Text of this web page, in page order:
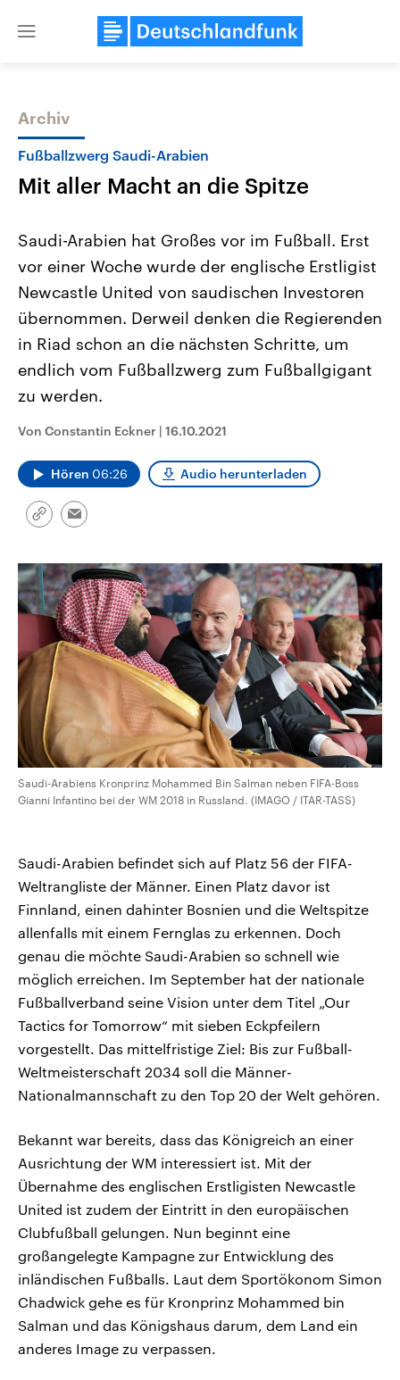
Close
Themen
Landtagswahl Sachsen-Anhalt
2026
Alle Informationen
Sachsen-Anhalt wählt am 6.
September 2026 einen neuen
Bundesland von einer Koalition aus
Umfragen, Prognosen,
Wahlprogramme, aktuelle Berichte
und Kandidaten der anstehenden
Wahl.
USA
Aktuelle Beiträge,
Hintergründe
Wirtschaftlich und
gehören die Vereinigten
den mächtigsten Ländern
Archiv
Fußballzwerg Saudi-Arabien
Mit aller Macht an die Spitze
Saudi-Arabien hat Großes vor im Fußball. Erst
vor einer Woche wurde der englische Erstligist
Newcastle United von saudischen Investoren
übernommen. Derweil denken die Regierenden
in Riad schon an die nächsten Schritte, um
endlich vom Fußballzwerg zum Fußballgigant
zu werden.
Von Constantin Eckner | 16.10.2021
Hören 06:26 Audio herunterladen
Link
Email
Saudi-Arabiens Kronprinz Mohammed Bin Salman neben FIFA-Boss
Gianni Infantino bei der WM 2018 in Russland. (IMAGO / ITAR-TASS)
Saudi-Arabien befindet sich auf Platz 56 der FIFA-
Weltrangliste der Männer. Einen Platz davor ist
Finnland, einen dahinter Bosnien und die Weltspitze
allenfalls mit einem Fernglas zu erkennen. Doch
genau die möchte Saudi-Arabien so schnell wie
möglich erreichen. Im September hat der nationale
Fußballverband seine Vision unter dem Titel „Our
Tactics for Tomorrow“ mit sieben Eckpfeilern
vorgestellt. Das mittelfristige Ziel: Bis zur Fußball-
Weltmeisterschaft 2034 soll die Männer-
Nationalmannschaft zu den Top 20 der Welt gehören.
Bekannt war bereits, dass das Königreich an einer
Ausrichtung der WM interessiert ist. Mit der
Übernahme des englischen Erstligisten Newcastle
United ist zudem der Eintritt in den europäischen
Clubfußball gelungen. Nun beginnt eine
großangelegte Kampagne zur Entwicklung des
inländischen Fußballs. Laut dem Sportökonom Simon
Chadwick gehe es für Kronprinz Mohammed bin
Salman und das Königshaus darum, dem Land ein
anderes Image zu verpassen.